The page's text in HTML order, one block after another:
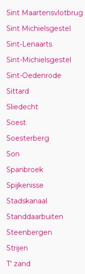
Sint Maartensvlotbrug
Sint Michielsgestel
Sint-Lenaarts
Sint-Michielsgestel
Sint-Oedenrode
Sittard
Sliedecht
Soest
Soesterberg
Son
Spanbroek
Spijkenisse
Stadskanaal
Standdaarbuiten
Steenbergen
Strijen
T' zand